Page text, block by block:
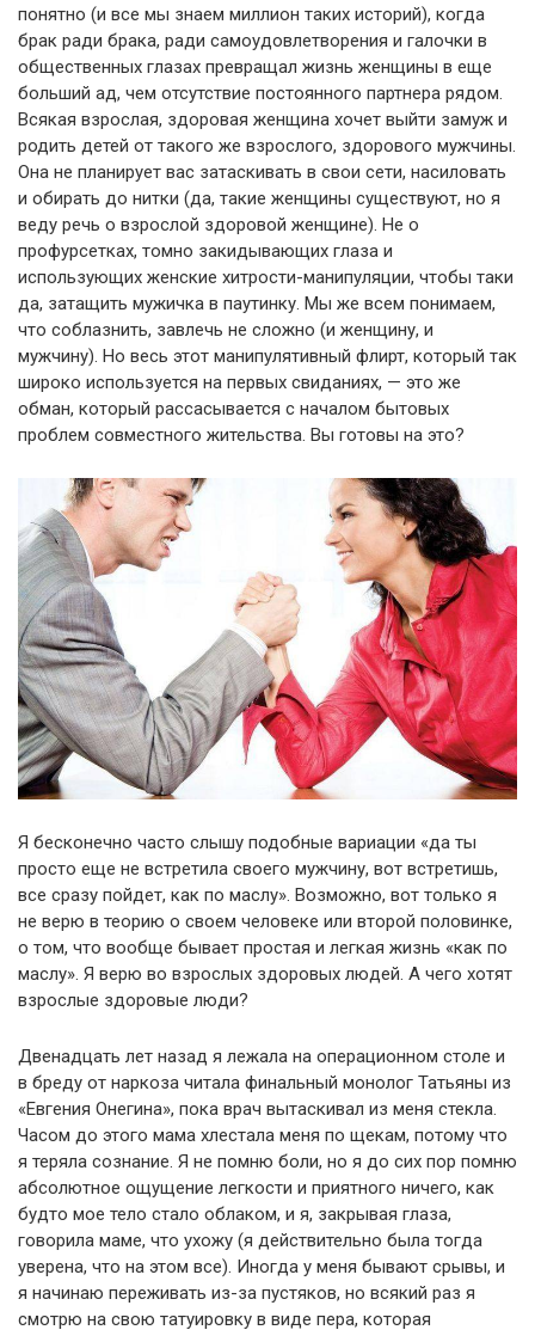
понятно (и все мы знаем миллион таких историй), когда
брак ради брака, ради самоудовлетворения и галочки в
общественных глазах превращал жизнь женщины в еще
больший ад, чем отсутствие постоянного партнера рядом.
Всякая взрослая, здоровая женщина хочет выйти замуж и
родить детей от такого же взрослого, здорового мужчины.
Она не планирует вас затаскивать в свои сети, насиловать
и обирать до нитки (да, такие женщины существуют, но я
веду речь о взрослой здоровой женщине). Не о
профурсетках, томно закидывающих глаза и
использующих женские хитрости-манипуляции, чтобы таки
да, затащить мужичка в паутинку. Мы же всем понимаем,
что соблазнить, завлечь не сложно (и женщину, и
мужчину). Но весь этот манипулятивный флирт, который так
широко используется на первых свиданиях, — это же
обман, который рассасывается с началом бытовых
проблем совместного жительства. Вы готовы на это?
Я бесконечно часто слышу подобные вариации «да ты
просто еще не встретила своего мужчину, вот встретишь,
все сразу пойдет, как по маслу». Возможно, вот только я
не верю в теорию о своем человеке или второй половинке,
о том, что вообще бывает простая и легкая жизнь «как по
маслу». Я верю во взрослых здоровых людей. А чего хотят
взрослые здоровые люди?
Двенадцать лет назад я лежала на операционном столе и
в бреду от наркоза читала финальный монолог Татьяны из
«Евгения Онегина», пока врач вытаскивал из меня стекла.
Часом до этого мама хлестала меня по щекам, потому что
я теряла сознание. Я не помню боли, но я до сих пор помню
абсолютное ощущение легкости и приятного ничего, как
будто мое тело стало облаком, и я, закрывая глаза,
говорила маме, что ухожу (я действительно была тогда
уверена, что на этом все). Иногда у меня бывают срывы, и
я начинаю переживать из-за пустяков, но всякий раз я
смотрю на свою татуировку в виде пера, которая